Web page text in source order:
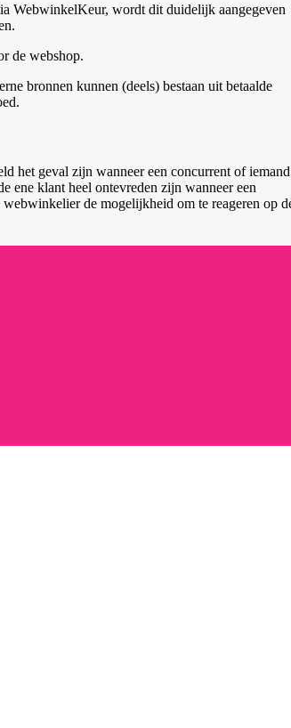
WebwinkelKeur, wordt dit duidelijk aangegeven
de webshop.
bronnen kunnen (deels) bestaan uit betaalde
het geval zijn wanneer een concurrent of iemand
ene klant heel ontevreden zijn wanneer een
de mogelijkheid om te reageren op